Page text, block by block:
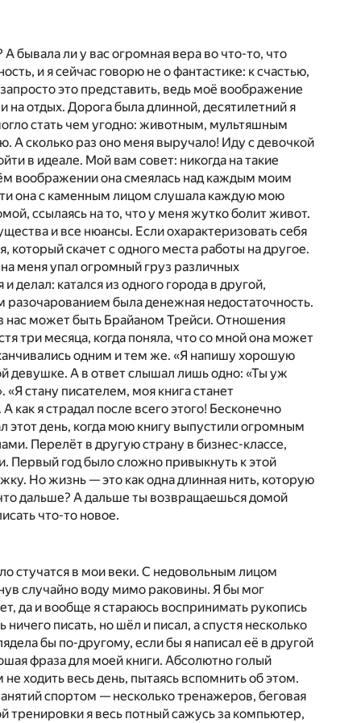
бывала ли у вас огромная вера во что-то, что
и я сейчас говорю не о фантастике: к счастью,
это представить, ведь моё воображение
отдых. Дорога была длинной, десятилетний я
стать чем угодно: животным, мультяшным
сколько раз оно меня выручало! Иду с девочкой
в идеале. Мой вам совет: никогда на такие
воображении она смеялась над каждым моим
она с каменным лицом слушала каждую мою
ссылаясь на то, что у меня жутко болит живот.
и все нюансы. Если охарактеризовать себя
скачет с одного места работы на другое.
меня упал огромный груз различных
делал: катался из одного города в другой,
была денежная недостаточность.
нас может быть Брайаном Трейси. Отношения
три месяца, когда поняла, что со мной она может
одним и тем же. «Я напишу хорошую
девушке. А в ответ слышал лишь одно: «Ты уж
стану писателем, моя книга станет
я страдал после всего этого! Бесконечно
этот день, когда мою книгу выпустили огромным
Перелёт в другую страну в бизнес-классе,
Первый год было сложно привыкнуть к этой
Но жизнь — это как одна длинная нить, которую
дальше? А дальше ты возвращаешься домой
что-то новое.
стучатся в мои веки. С недовольным лицом
случайно воду мимо раковины. Я бы мог
да и вообще я стараюсь воспринимать рукопись
писать, но шёл и писал, а спустя несколько
бы по-другому, если бы я написал её в другой
фраза для моей книги. Абсолютно голый
ходить весь день, пытаясь вспомнить об этом.
спортом — несколько тренажеров, беговая
тренировки я весь потный сажусь за компьютер,